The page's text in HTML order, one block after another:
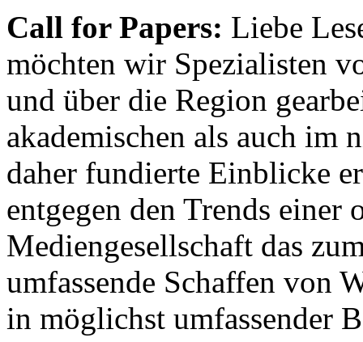
Call for Papers: Liebe
möchten wir Spezialisten
und über die Region
akademischen als auch im
daher fundierte Einblicke
entgegen den Trends einer
Mediengesellschaft das
umfassende Schaffen von
in möglichst umfassender